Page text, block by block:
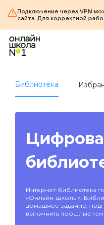
Подключение через VPN
сайта. Для корректной
Библиотека
Интернет-библиотека
«Онлайн-школы».
домашнее задание,
вспомнить прошлые